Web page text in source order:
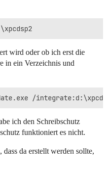
wird oder ob ich erst die
in ein Verzeichnis und
ich den Schreibschutz
funktioniert es nicht.
da erstellt werden sollte,